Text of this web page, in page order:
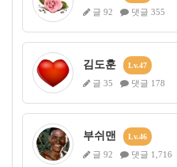
글 92 댓글 355
김도훈 Lv.47
글 35 댓글 178
부쉬맨 Lv.46
글 92 댓글 1,716